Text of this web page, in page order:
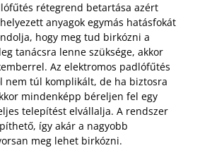
rétegrend betartása azért
anyagok egymás hatásfokát
hogy meg tud birkózni a
tanácsra lenne szüksége, akkor
Az elektromos padlófűtés
nem túl komplikált, de ha biztosra
mindenképp béreljen fel egy
telepítést elvállalja. A rendszer
így akár a nagyobb
meg lehet birkózni.